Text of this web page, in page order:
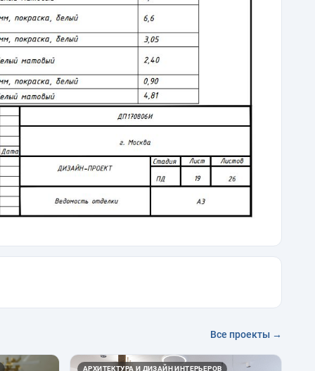
Все проекты →
АРХИТЕКТУРА И ДИЗАЙН ИНТЕРЬЕРОВ